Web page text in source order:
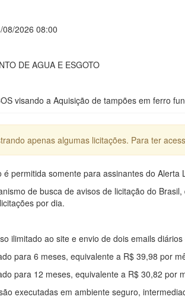
08/2026 08:00
DE AGUA E ESGOTO
visando a Aquisição de tampões em ferro
apenas algumas licitações. Para ter
permitida somente para assinantes do Alerta
de busca de avisos de licitação do
por dia.
ilimitado ao site e envio de dois emails
para 6 meses, equivalente a R$ 39,98 por
para 12 meses, equivalente a R$ 30,82 por
executadas em ambiente seguro,